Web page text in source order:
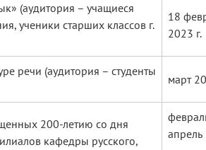
(аудитория – учащиеся
ученики старших классов г.
18
2023 г.
речи (аудитория – студенты
март
200-летию со дня
кафедры русского,
апрель